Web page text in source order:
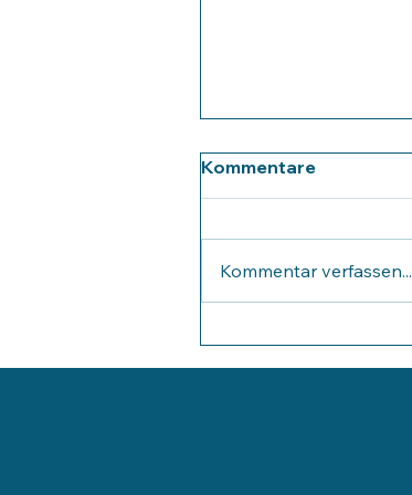
in der Schule
Kommentare
Kommentar verfassen...